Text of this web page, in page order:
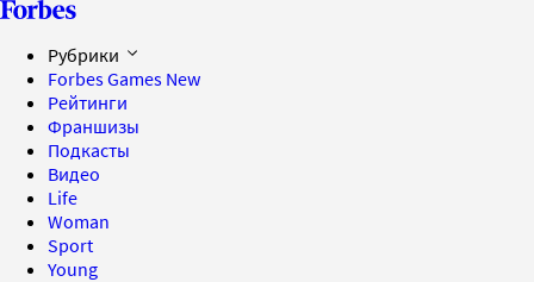
Рубрики
Forbes Games New
Рейтинги
Франшизы
Подкасты
Видео
Life
Woman
Sport
Young